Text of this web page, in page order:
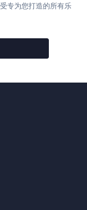
专为您打造的所有乐